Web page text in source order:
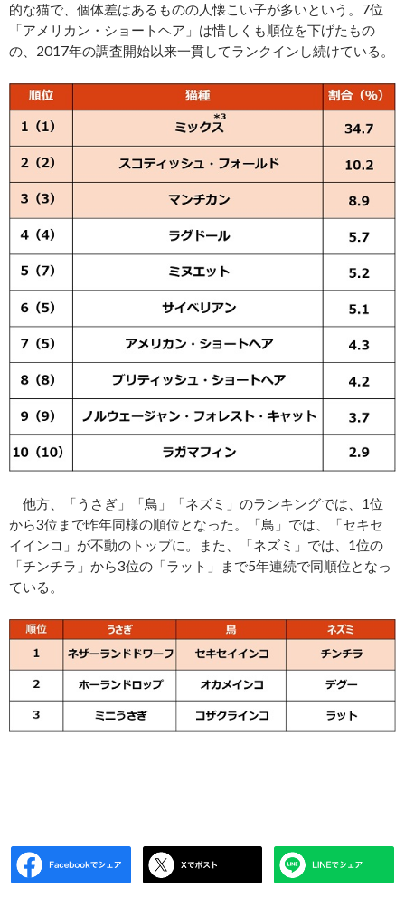
的な猫で、個体差はあるものの人懐こい子が多いという。7位
「アメリカン・ショートヘア」は惜しくも順位を下げたもの
の、2017年の調査開始以来一貫してランクインし続けている。
他方、「うさぎ」「鳥」「ネズミ」のランキングでは、1位
から3位まで昨年同様の順位となった。「鳥」では、「セキセ
イインコ」が不動のトップに。また、「ネズミ」では、1位の
「チンチラ」から3位の「ラット」まで5年連続で同順位となっ
ている。